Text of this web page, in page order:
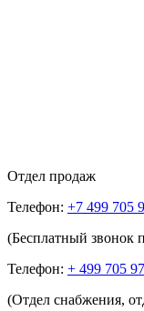
Отдел продаж
Телефон: +7 499 705
(Бесплатный звонок
Телефон: + 499 705
(Отдел снабжения,